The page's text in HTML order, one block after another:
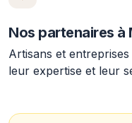
Nos partenaires à
Artisans et
leur expertise et leur